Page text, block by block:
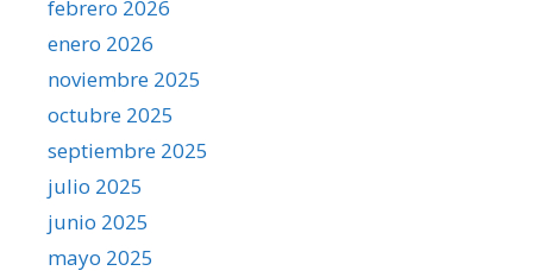
febrero 2026
enero 2026
noviembre 2025
octubre 2025
septiembre 2025
julio 2025
junio 2025
mayo 2025